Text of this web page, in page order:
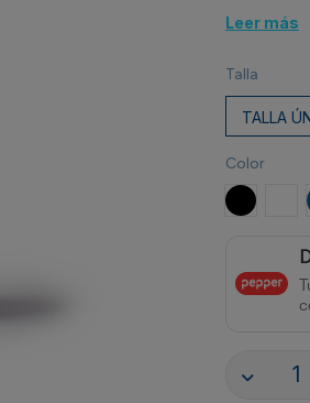
Leer más
Talla
Color
NEGRO